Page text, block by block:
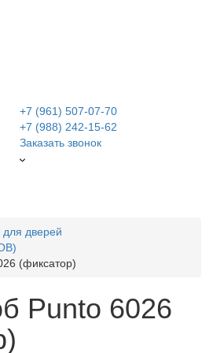
+7 (961) 507-07-70
+7 (988) 242-15-62
Заказать звонок
дверей
(фиксатор)
Punto 6026